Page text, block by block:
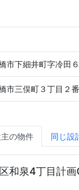
市下細井町字冷田
市三俣町３丁目２
の物件 同じ設
和泉4丁目計